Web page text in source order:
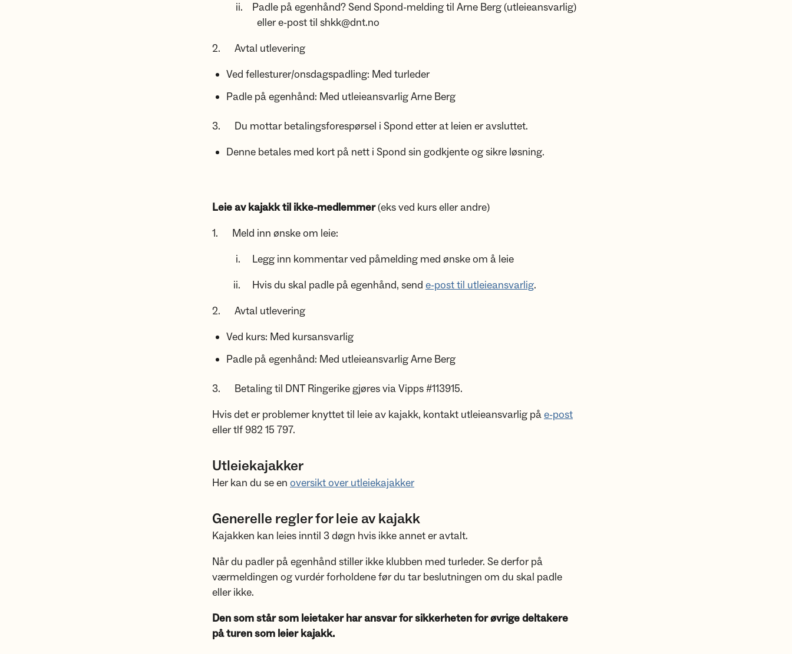
ii. Padle på egenhånd? Send Spond-melding til Arne Berg (utleieansvarlig)
eller e-post til shkk@dnt.no
2. Avtal utlevering
Ved fellesturer/onsdagspadling: Med turleder
Padle på egenhånd: Med utleieansvarlig Arne Berg
3. Du mottar betalingsforespørsel i Spond etter at leien er avsluttet.
Denne betales med kort på nett i Spond sin godkjente og sikre løsning.
Leie av kajakk til ikke-medlemmer(eks ved kurs eller andre)
1. Meld inn ønske om leie:
i. Legg inn kommentar ved påmelding med ønske om å leie
ii. Hvis du skal padle på egenhånd, send e-post til utleieansvarlig.
2. Avtal utlevering
Ved kurs: Med kursansvarlig
Padle på egenhånd: Med utleieansvarlig Arne Berg
3. Betaling til DNT Ringerike gjøres via Vipps #113915.
Hvis det er problemer knyttet til leie av kajakk, kontakt utleieansvarlig påe-post
eller tlf 982 15 797.
Utleiekajakker
Her kan du se en oversikt over utleiekajakker
Generelle regler for leie av kajakk
Kajakken kan leies inntil 3 døgn hvis ikke annet er avtalt.
Når du padler på egenhånd stiller ikke klubben med turleder. Se derfor på
værmeldingen og vurdér forholdene før du tar beslutningen om du skal padle
eller ikke.
Den som står som leietaker har ansvar for sikkerheten for øvrige deltakere
på turen som leier kajakk.